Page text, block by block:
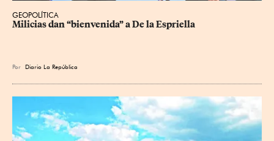
GEOPOLÍTICA
Milicias dan “bienvenida” a De la Espriella
Por Diario La República